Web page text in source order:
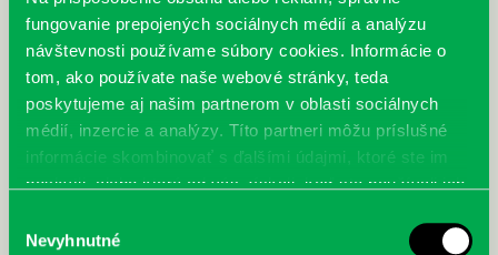
fungovanie prepojených sociálnych médií a analýzu
návštevnosti používame súbory cookies. Informácie o
tom, ako používate naše webové stránky, teda
poskytujeme aj našim partnerom v oblasti sociálnych
médií, inzercie a analýzy. Títo partneri môžu príslušné
informácie skombinovať s ďalšími údajmi, ktoré ste im
poskytli, alebo ktoré od vás získali, keď ste používali ich
súhlasu
Nevyhnutné
Šloser, Peter: Mafiánska
poprava?- Páchateľ: neznámy
Börjlind, Cilla; Börjlind, Rolf:
Milosrdný samaritán